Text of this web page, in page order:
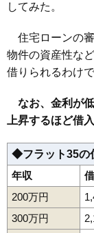
してみた。
住宅ローンの審
物件の資産性な
借りられるわけ
なお、金利が
上昇するほど借
◆フラット35の
年収
200万円
300万円